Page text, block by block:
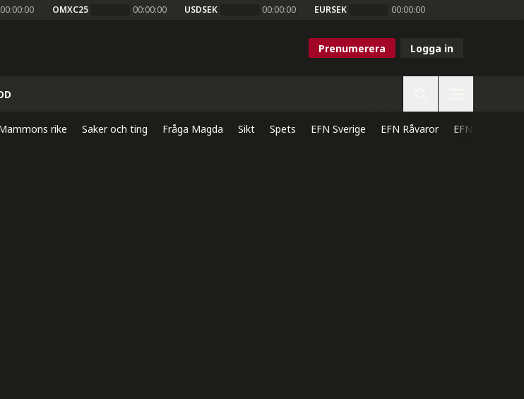
00:00:00 OMXC25 00:00:00 USDSEK 00:00:00 EURSEK 00:00:00
Prenumerera Logga in
rike Saker och ting Fråga Magda Sikt Spets EFN Sverige EFN Råvaror EFN Direkt